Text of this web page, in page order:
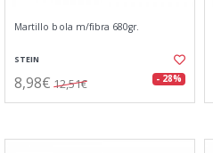
Martillo bola m/fibra 680gr.
STEIN
8,98€ 12,51€ - 28%